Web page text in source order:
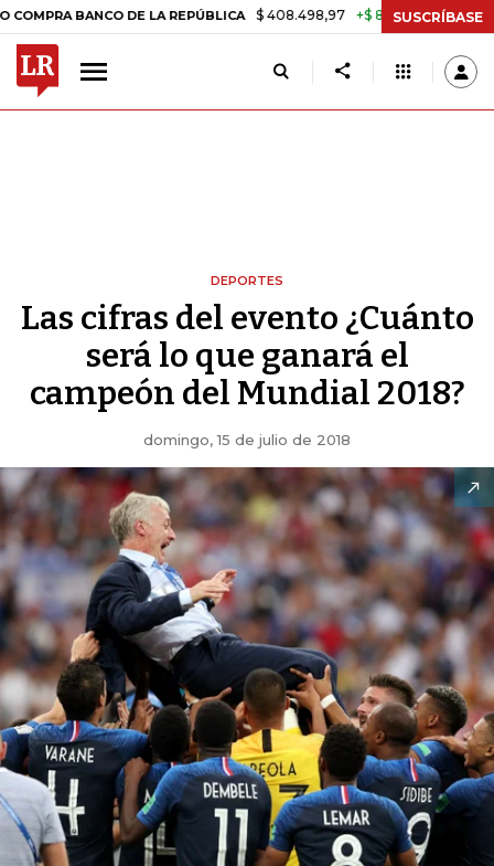
BANCO DE LA REPÚBLICA $ 408.498,97 +$ 8.753,81 +2,19%
SUSCRÍBASE
DEPORTES
Las cifras del evento ¿Cuánto
será lo que ganará el
campeón del Mundial 2018?
domingo, 15 de julio de 2018